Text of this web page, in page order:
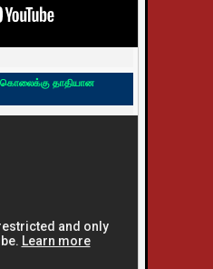
கொலைக்கு தாதியான